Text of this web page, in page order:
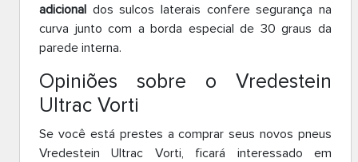
adicionaldos sulcos laterais confere segurança na
curva junto com a borda especial de 30 graus da
parede interna.
Opiniões sobre o Vredestein
Ultrac Vorti
Se você está prestes a comprar seus novos pneus
Vredestein Ultrac Vorti, ficará interessado em